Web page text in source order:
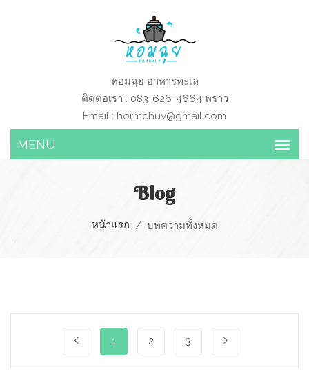
หอมฉุย อาหารทะเล
ติดต่อเรา : 083-626-4664 พราว
Email : hormchuy@gmail.com
Blog
หน้าแรก บทความทั้งหมด
1 2 3